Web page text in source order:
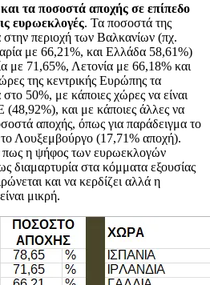
τα ποσοστά αποχής σε επίπεδο
ευρωεκλογές. Τα ποσοστά της
στην περιοχή των Βαλκανίων (πχ.
με 66,21%, και Ελλάδα 58,61%)
με 71,65%, Λετονία με 66,18% και
της κεντρικής Ευρώπης τα
50%, με κάποιες χώρες να είναι
και με κάποιες άλλες να
αποχής, όπως για παράδειγμα το
Λουξεμβούργο (17,71% αποχή).
πως η ψήφος των ευρωεκλογών
διαμαρτυρία στα κόμματα εξουσίας
και να κερδίζει αλλά η
μικρή.